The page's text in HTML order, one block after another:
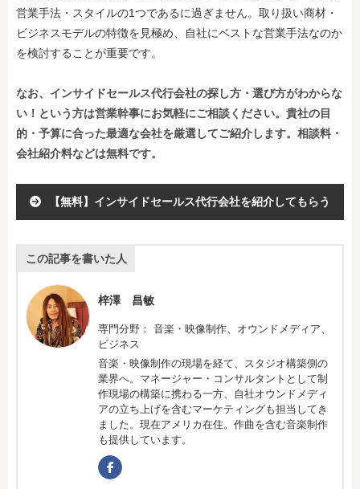
営業手法・スタイルの1つであるに過ぎません。取り扱い商材・
ビジネスモデルの特徴を見極め、自社にベストな営業手法なのか
を検討することが重要です。
なお、インサイドセールス代行会社の探し方・選び方がわからな
い！という方は営業幹事にお気軽にご相談ください。貴社の目
的・予算に合った最適な会社を厳選してご紹介します。相談料・
会社紹介料などは無料です。
【無料】インサイドセールス代行会社を紹介してもらう
この記事を書いた人
梓澤 昌敏
専門分野： 音楽・映像制作、オウンドメディア、
ビジネス
音楽・映像制作の現場を経て、スタジオ構築側の
業界へ。マネージャー・コンサルタントとして制
作現場の構築に携わる一方、自社オウンドメディ
アの立ち上げを含むマーケティングも担当してき
ました。現在アメリカ在住。作曲を含む音楽制作
も提供しています。